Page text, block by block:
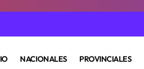
NACIONALES PROVINCIALES